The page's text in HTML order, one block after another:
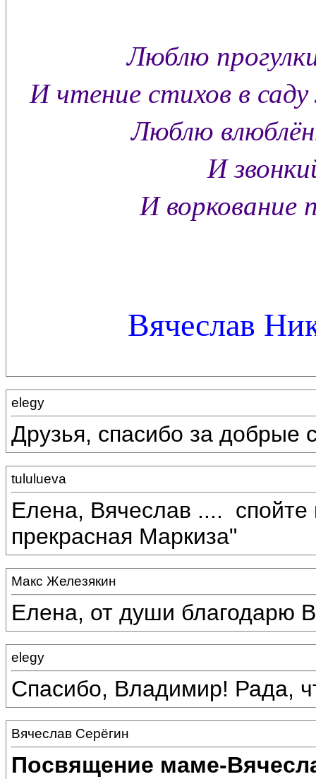
Люблю
И чтение стихов в
Люблю
И
И воркование
Вячеслав
elegy
Друзья, спасибо за добрые
tululueva
Елена, Вячеслав ....
прекрасная Маркиза"
Макс Железякин
Елена, от души благодарю
elegy
Спасибо, Владимир! Рада,
Вячеслав Серёгин
Посвящение маме-